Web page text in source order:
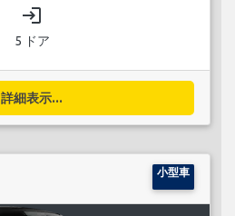
login
5 ドア
詳細表示...
小型車